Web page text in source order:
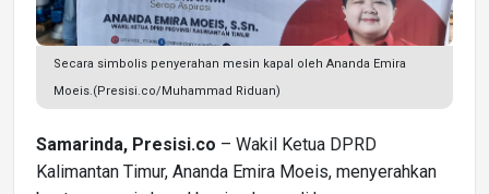
Secara simbolis penyerahan mesin kapal oleh Ananda Emira
Moeis.(Presisi.co/Muhammad Riduan)
Samarinda, Presisi.co – Wakil Ketua DPRD
Kalimantan Timur, Ananda Emira Moeis, menyerahkan